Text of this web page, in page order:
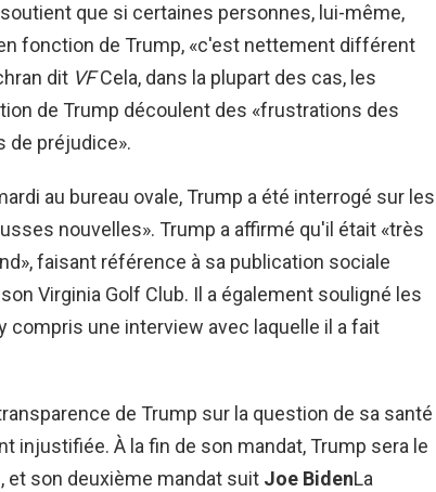
que si certaines personnes, lui-même,
fonction de Trump, «c'est nettement différent
dit VFCela, dans la plupart des cas, les
de Trump découlent des «frustrations des
de préjudice».
au bureau ovale, Trump a été interrogé sur les
nouvelles». Trump a affirmé qu'il était «très
faisant référence à sa publication sociale
Virginia Golf Club. Il a également souligné les
compris une interview avec laquelle il a fait
de Trump sur la question de sa santé
injustifiée. À la fin de son mandat, Trump sera le
et son deuxième mandat suit Joe BidenLa